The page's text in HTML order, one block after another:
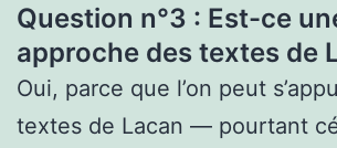
Question n°3 : Est-ce
approche des textes de
Oui, parce que l’on peut
textes de Lacan — pourtant